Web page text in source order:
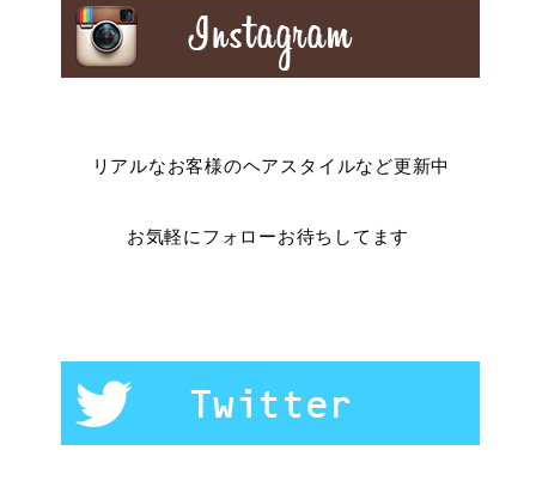
リアルなお客様のヘアスタイルなど更新中
お気軽にフォローお待ちしてます